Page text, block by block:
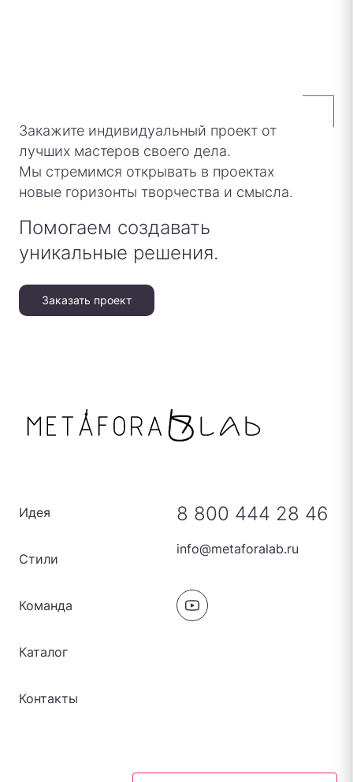
Закажите индивидуальный проект от
лучших мастеров своего дела.
Мы стремимся открывать в проектах
новые горизонты творчества и смысла.
Помогаем создавать
уникальные решения.
Заказать проект
Идея
Стили
Команда
Каталог
Контакты
8 800 444 28 46
info@metaforalab.ru